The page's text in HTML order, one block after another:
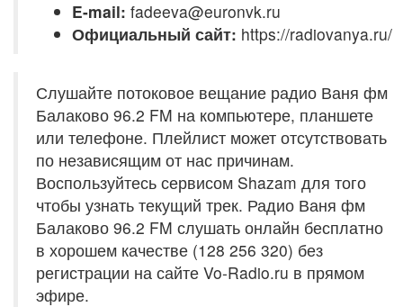
E-mail: fadeeva@euronvk.ru
Официальный сайт: https://radiovanya.ru/
Слушайте потоковое вещание радио Ваня фм
Балаково 96.2 FM на компьютере, планшете
или телефоне. Плейлист может отсутствовать
по независящим от нас причинам.
Воспользуйтесь сервисом Shazam для того
чтобы узнать текущий трек. Радио Ваня фм
Балаково 96.2 FM слушать онлайн бесплатно
в хорошем качестве (128 256 320) без
регистрации на сайте Vo-Radio.ru в прямом
эфире.